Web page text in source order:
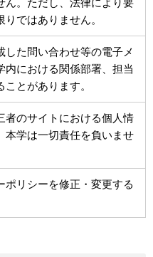
ではありません。
した問い合わせ等の電子メ
内における関係部署、担当
とがあります。
者のサイトにおける個人情
本学は一切責任を負いませ
ポリシーを修正・変更する